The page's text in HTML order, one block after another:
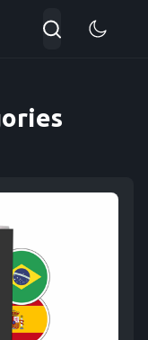
Αναζήτηση...
Type 2 or more